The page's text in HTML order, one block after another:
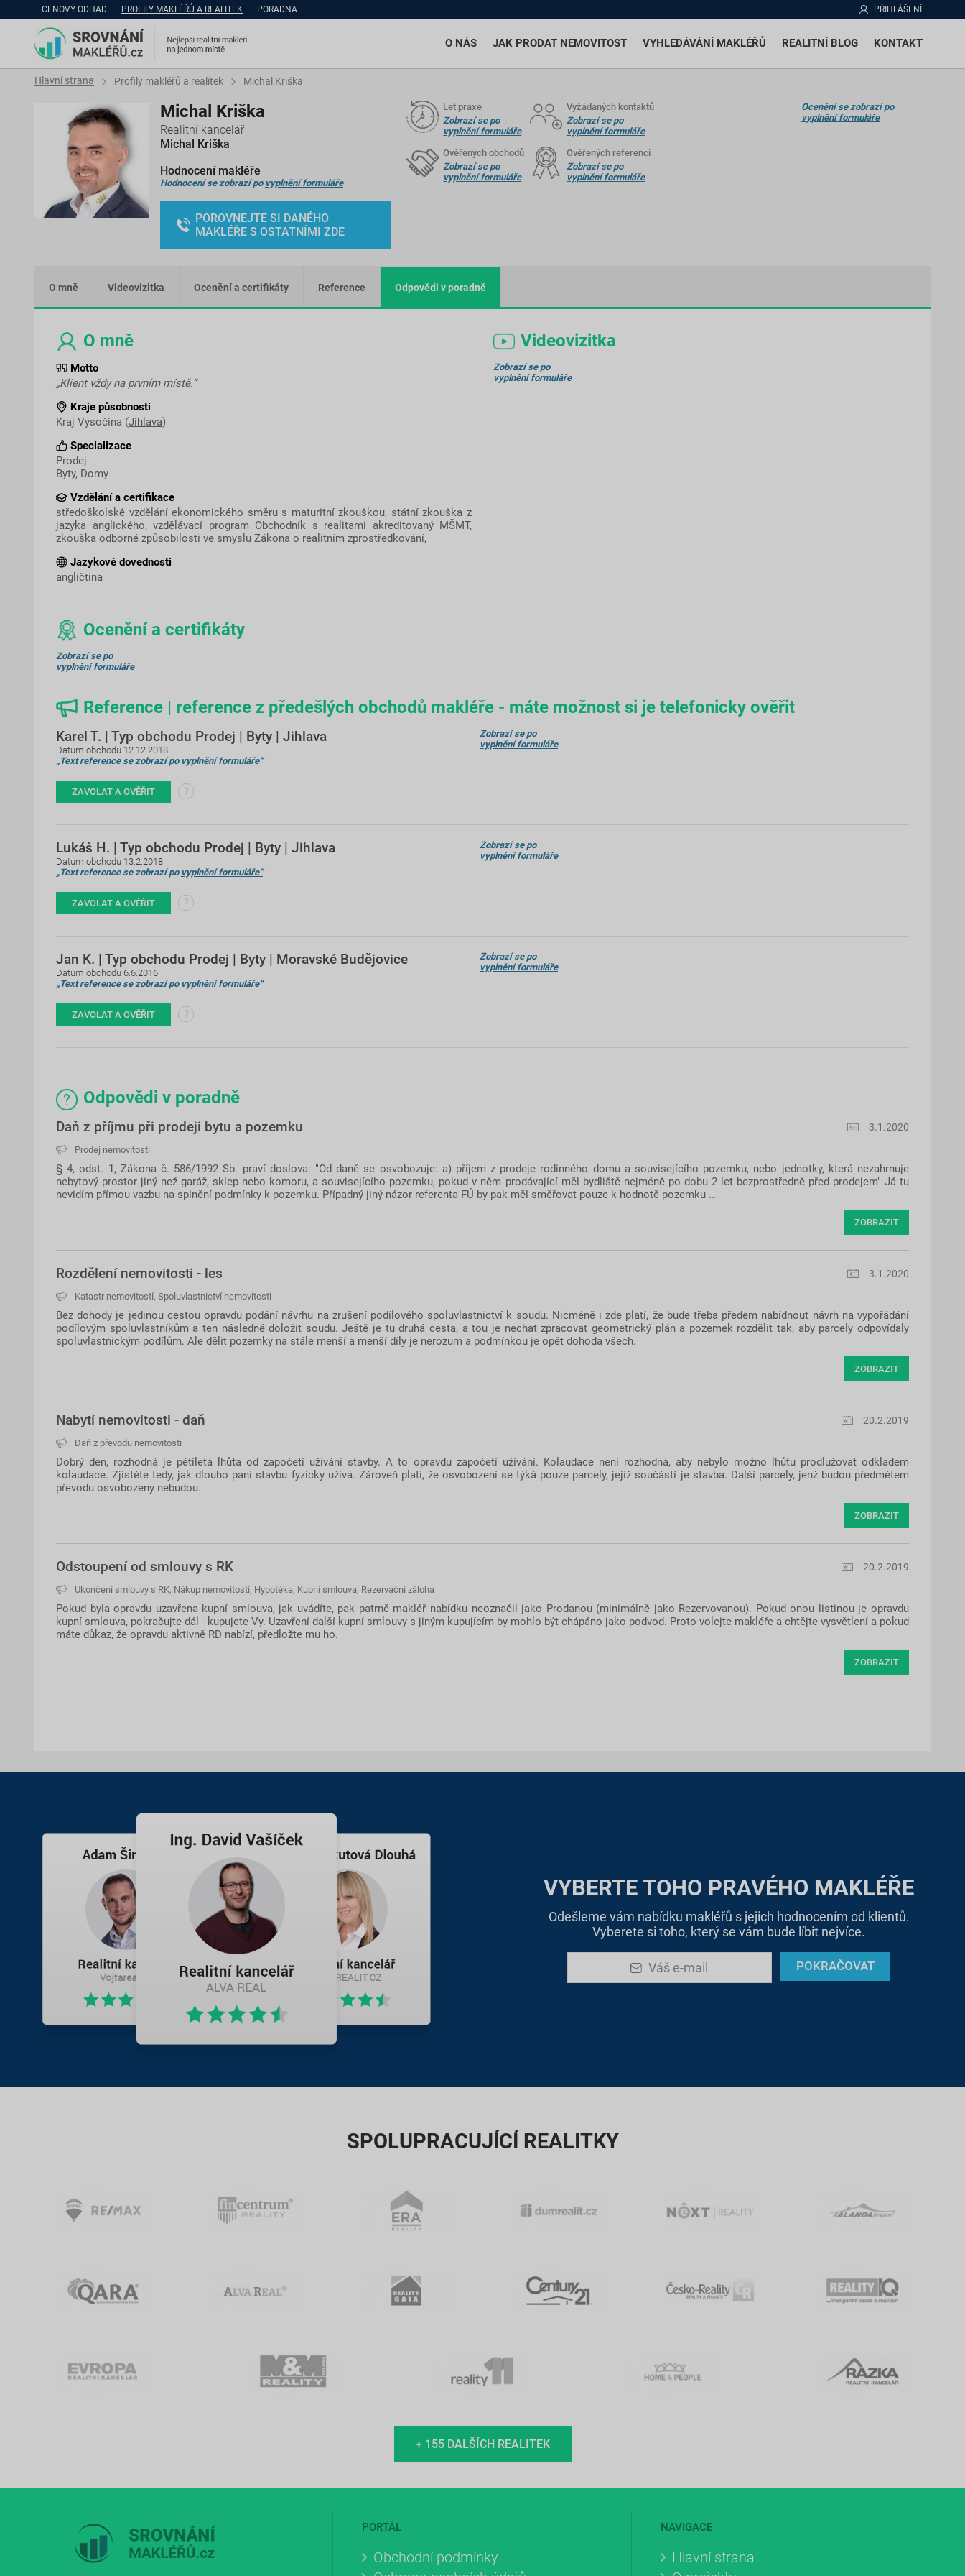
CENOVÝ ODHAD PROFILY MAKLÉŘŮ A REALITEK PORADNA PŘIHLÁŠENÍ
O NÁS JAK PRODAT NEMOVITOST VYHLEDÁVÁNÍ MAKLÉŘŮ REALITNÍ BLOG KONTAKT
Hlavní strana Profily makléřů a realitek Michal Kriška
Michal Kriška
Realitní kancelář
Michal Kriška
Hodnocení makléře
Hodnocení se zobrazí po vyplnění formuláře
POROVNEJTE SI DANÉHO
MAKLÉŘE S OSTATNÍMI ZDE
Let praxe
Zobrazí se po
vyplnění formuláře
Vyžádaných kontaktů
Zobrazí se po
vyplnění formuláře
Ověřených obchodů
Zobrazí se po
vyplnění formuláře
Ověřených referencí
Zobrazí se po
vyplnění formuláře
Ocenění se zobrazí po
vyplnění formuláře
O mně Videovizitka Ocenění a certifikáty Reference Odpovědi v poradně
O mně
Motto
„Klient vždy na prvním místě.“
Kraje působnosti
Kraj Vysočina (Jihlava)
Specializace
Prodej
Byty, Domy
Vzdělání a certifikace
středoškolské vzdělání ekonomického směru s maturitní zkouškou, státní zkouška z
jazyka anglického, vzdělávací program Obchodník s realitami akreditovaný MŠMT,
zkouška odborné způsobilosti ve smyslu Zákona o realitním zprostředkování,
Jazykové dovednosti
angličtina
Videovizitka
Zobrazí se po
vyplnění formuláře
Ocenění a certifikáty
Zobrazí se po
vyplnění formuláře
Reference | reference z předešlých obchodů makléře - máte možnost si je telefonicky ověřit
Karel T. | Typ obchodu Prodej | Byty | Jihlava
Datum obchodu 12.12.2018
„Text reference se zobrazí po vyplnění formuláře“
ZAVOLAT A OVĚŘIT ?
Zobrazí se po
vyplnění formuláře
Lukáš H. | Typ obchodu Prodej | Byty | Jihlava
Datum obchodu 13.2.2018
„Text reference se zobrazí po vyplnění formuláře“
ZAVOLAT A OVĚŘIT ?
Zobrazí se po
vyplnění formuláře
Jan K. | Typ obchodu Prodej | Byty | Moravské Budějovice
Datum obchodu 6.6.2016
„Text reference se zobrazí po vyplnění formuláře“
ZAVOLAT A OVĚŘIT ?
Zobrazí se po
vyplnění formuláře
Odpovědi v poradně
Daň z příjmu při prodeji bytu a pozemku 3.1.2020
Prodej nemovitosti
§ 4, odst. 1, Zákona č. 586/1992 Sb. praví doslova: "Od daně se osvobozuje: a) příjem z prodeje rodinného domu a souvisejícího pozemku, nebo jednotky, která nezahrnuje
nebytový prostor jiný než garáž, sklep nebo komoru, a souvisejícího pozemku, pokud v něm prodávající měl bydliště nejméně po dobu 2 let bezprostředně před prodejem" Já tu
nevidím přímou vazbu na splnění podmínky k pozemku. Případný jiný názor referenta FÚ by pak měl směřovat pouze k hodnotě pozemku …
ZOBRAZIT
Rozdělení nemovitosti - les 3.1.2020
Katastr nemovitostí, Spoluvlastnictví nemovitosti
Bez dohody je jedinou cestou opravdu podání návrhu na zrušení podílového spoluvlastnictví k soudu. Nicméně i zde platí, že bude třeba předem nabídnout návrh na vypořádání
podílovým spoluvlastníkům a ten následně doložit soudu. Ještě je tu druhá cesta, a tou je nechat zpracovat geometrický plán a pozemek rozdělit tak, aby parcely odpovídaly
spoluvlastnickým podílům. Ale dělit pozemky na stále menší a menší díly je nerozum a podmínkou je opět dohoda všech.
ZOBRAZIT
Nabytí nemovitosti - daň 20.2.2019
Daň z převodu nemovitosti
Dobrý den, rozhodná je pětiletá lhůta od započetí užívání stavby. A to opravdu započetí užívání. Kolaudace není rozhodná, aby nebylo možno lhůtu prodlužovat odkladem
kolaudace. Zjistěte tedy, jak dlouho paní stavbu fyzicky užívá. Zároveň platí, že osvobození se týká pouze parcely, jejíž součástí je stavba. Další parcely, jenž budou předmětem
převodu osvobozeny nebudou.
ZOBRAZIT
Odstoupení od smlouvy s RK 20.2.2019
Ukončení smlouvy s RK, Nákup nemovitosti, Hypotéka, Kupní smlouva, Rezervační záloha
Pokud byla opravdu uzavřena kupní smlouva, jak uvádíte, pak patrně makléř nabídku neoznačil jako Prodanou (minimálně jako Rezervovanou). Pokud onou listinou je opravdu
kupní smlouva, pokračujte dál - kupujete Vy. Uzavření další kupní smlouvy s jiným kupujícím by mohlo být chápáno jako podvod. Proto volejte makléře a chtějte vysvětlení a pokud
máte důkaz, že opravdu aktivně RD nabízí, předložte mu ho.
ZOBRAZIT
VYBERTE TOHO PRAVÉHO MAKLÉŘE
Odešleme vám nabídku makléřů s jejich hodnocením od klientů.
Vyberete si toho, který se vám bude líbit nejvíce.
Váš e-mail POKRAČOVAT
SPOLUPRACUJÍCÍ REALITKY
+ 155 DALŠÍCH REALITEK
PORTÁL
Obchodní podmínky
NAVIGACE
Hlavní strana